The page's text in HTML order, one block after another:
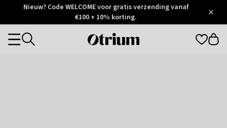
Otrium
Trustpilot
Nieuw? Code WELCOME voor gratis verzending vanaf
€100 + 10% korting.
Otrium
Categories